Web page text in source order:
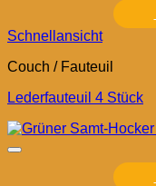
Schnellansicht
Couch / Fauteuil
Lederfauteuil 4 Stück